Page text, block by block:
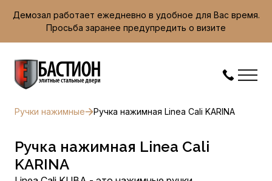
Демозал работает ежедневно в удобное для Вас время.
Просьба заранее предупредить о визите
Ручки нажимные Ручка нажимная Linea Cali KARINA
Ручка нажимная Linea Cali
KARINA